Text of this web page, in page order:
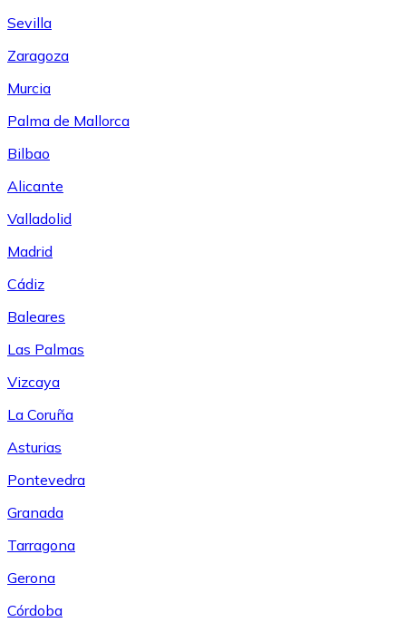
Sevilla
Zaragoza
Murcia
Palma de Mallorca
Bilbao
Alicante
Valladolid
Madrid
Cádiz
Baleares
Las Palmas
Vizcaya
La Coruña
Asturias
Pontevedra
Granada
Tarragona
Gerona
Córdoba